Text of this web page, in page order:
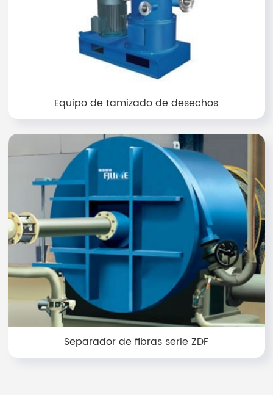
Equipo de tamizado de desechos
Separador de fibras serie ZDF